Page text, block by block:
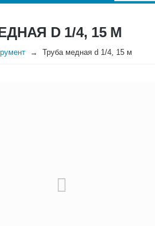
D 1/4, 15 М
Труба медная d 1/4, 15 м